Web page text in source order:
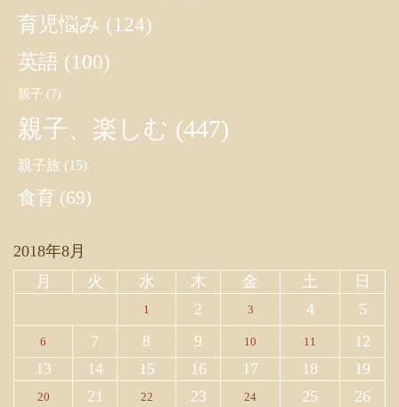
育児悩み (124)
英語 (100)
親子 (7)
親子、楽しむ (447)
親子旅 (15)
食育 (69)
2018年8月
月
火 水 木 金 土 日
1 2 3 4 5
6 7 8 9 10 11
12
13
14 15 16 17 18 19
20 21 22 23 24 25 26